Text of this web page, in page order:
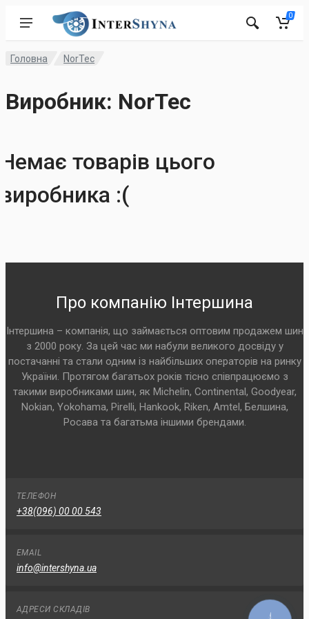
0
Головна NorTec
Виробник: NorTec
Немає товарів цього
виробника :(
Про компанію Інтершина
Інтершина – компанія, що займається оптовим продажем шин
з 2000 року. За цей час ми набули великого досвіду у
постачанні та стали одним із найбільших операторів на ринку
України. Протягом багатьох років тісно співпрацюємо з
такими виробниками шин, як Michelin, Continental, Goodyear,
Nokian, Yokohama, Pirelli, Hankook, Riken, Amtel, Белшина,
Росава та багатьма іншими брендами.
ТЕЛЕФОН
+38(096) 00 00 543
EMAIL
info@intershyna.ua
АДРЕСИ СКЛАДІВ